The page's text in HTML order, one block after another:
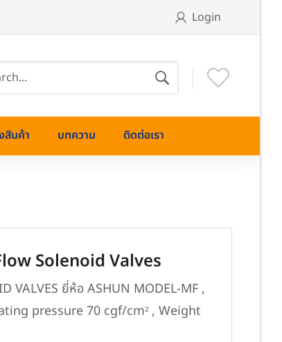
Login
สินค้า บทความ ติดต่อเรา
Solenoid Valves
VALVES ยี่ห้อ ASHUN MODEL-MF ,
pressure 70 cgf/cm² , Weight